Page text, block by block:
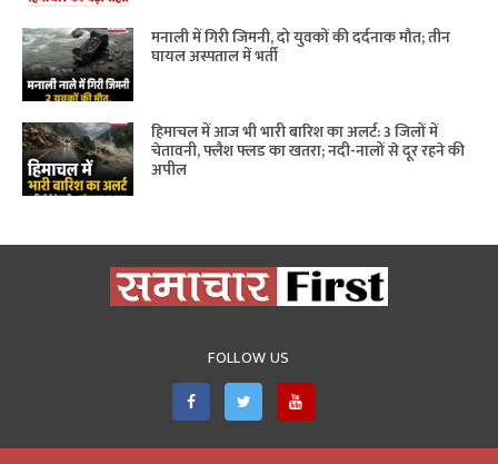
मनाली में गिरी जिमनी, दो युवकों की दर्दनाक मौत; तीन
घायल अस्पताल में भर्ती
हिमाचल में आज भी भारी बारिश का अलर्ट: 3 जिलों में
चेतावनी, फ्लैश फ्लड का खतरा; नदी-नालों से दूर रहने की
अपील
FOLLOW US